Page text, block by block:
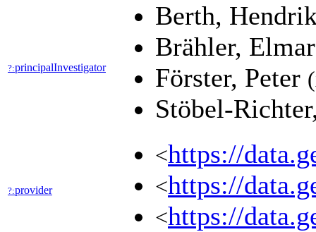
?:principalInvestigator
Berth,
Brähler,
Förster, Peter
Stöbel-
?:provider
<https://
<https://
<https://